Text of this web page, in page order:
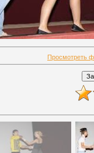
Просмотреть